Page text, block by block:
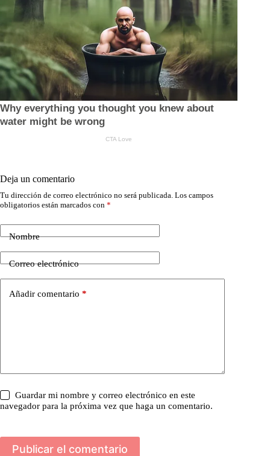
Deja un comentario
Tu dirección de correo electrónico no será publicada. Los campos
obligatorios están marcados con *
Nombre
Correo electrónico
Añadir comentario *
Guardar mi nombre y correo electrónico en este
navegador para la próxima vez que haga un comentario.
Publicar el comentario